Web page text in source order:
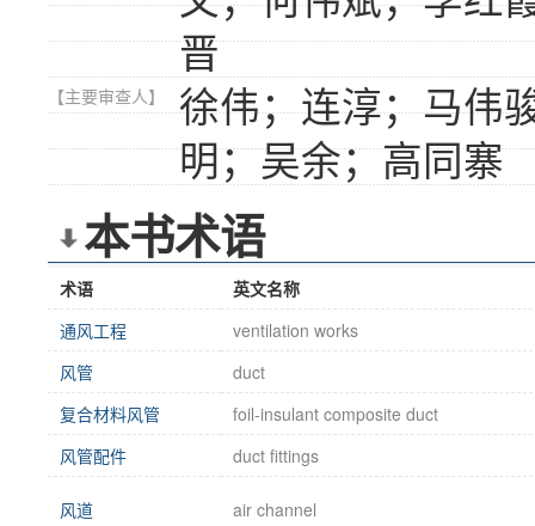
晋
【主要审查人】
徐伟；连淳；马伟
明；吴余；高同寨
本书术语
术语
英文名称
通风工程
ventilation works
风管
duct
复合材料风管
foil-insulant composite duct
风管配件
duct fittings
风道 air channel